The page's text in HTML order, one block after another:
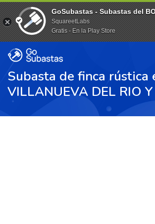
Subasta de finca rústica
VILLANUEVA DEL RIO
GoSubastas - Subastas del
SquareetLabs
Gratis - En la Play Store